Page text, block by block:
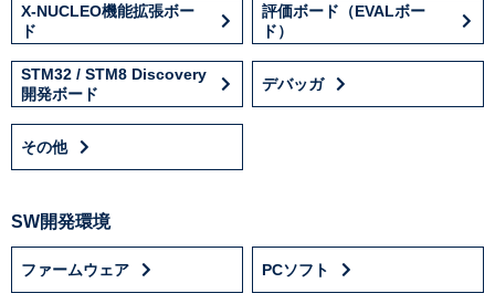
X-NUCLEO機能拡張ボー
ド
評価ボード（EVALボー
ド）
STM32 / STM8 Discovery
開発ボード
デバッガ
その他
SW開発環境
ファームウェア PCソフト